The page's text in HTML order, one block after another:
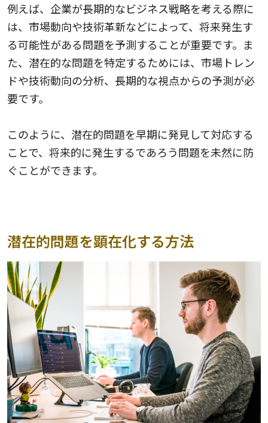
例えば、企業が長期的なビジネス戦略を考える際に
は、市場動向や技術革新などによって、将来発生す
る可能性がある問題を予測することが重要です。ま
た、潜在的な問題を特定するためには、市場トレン
ドや技術動向の分析、長期的な視点からの予測が必
要です。
このように、潜在的問題を早期に発見して対応する
ことで、将来的に発生するであろう問題を未然に防
ぐことができます。
潜在的問題を顕在化する方法